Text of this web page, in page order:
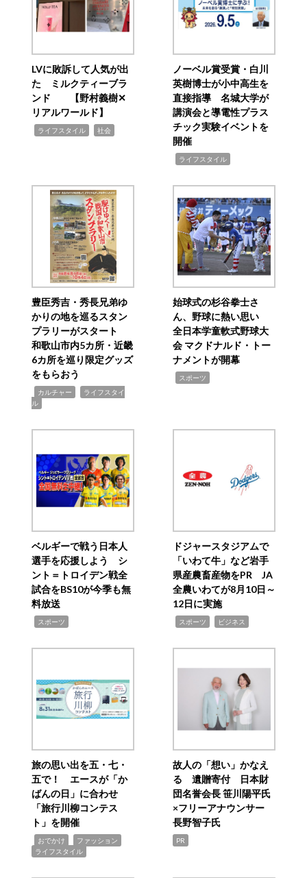
LVに敗訴して人気が出
た ミルクティーブラ
ンド 【野村義樹✕
リアルワールド】
ライフスタイル 社会
ノーベル賞受賞・白川
英樹博士が小中高生を
直接指導 名城大学が
講演会と導電性プラス
チック実験イベントを
開催
ライフスタイル
豊臣秀吉・秀長兄弟ゆ
かりの地を巡るスタン
プラリーがスタート
和歌山市内5カ所・近畿
6カ所を巡り限定グッズ
をもらおう
カルチャー
ライフスタイ
ル
始球式の杉谷拳士さ
ん、野球に熱い思い
全日本学童軟式野球大
会 マクドナルド・トー
ナメントが開幕
スポーツ
ベルギーで戦う日本人
選手を応援しよう シ
ント＝トロイデン戦全
試合をBS10が今季も無
料放送
スポーツ
ドジャースタジアムで
「いわて牛」など岩手
県産農畜産物をPR JA
全農いわてが8月10日～
12日に実施
スポーツ ビジネス
旅の思い出を五・七・
五で！ エースが「か
ばんの日」に合わせ
「旅行川柳コンテス
ト」を開催
おでかけ ファッション
ライフスタイル
故人の「想い」かなえ
る 遺贈寄付 日本財
団名誉会長 笹川陽平氏
×フリーアナウンサー
長野智子氏
PR